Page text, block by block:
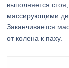
выполняется
массирующими
Заканчивается
от колена к паху.